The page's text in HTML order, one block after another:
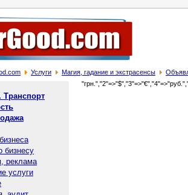
Услуги Магия, гадание и экстрасенсы
Транспорт
бизнесу
реклама
услуги